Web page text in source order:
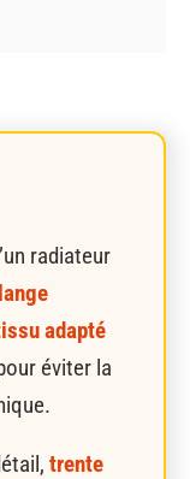
radiateur
adapté
éviter la
trente